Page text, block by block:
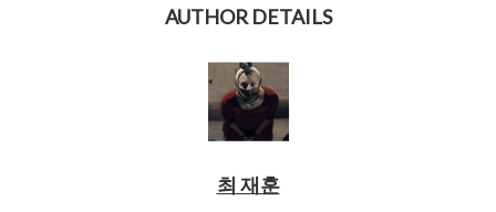
AUTHOR DETAILS
최 재훈